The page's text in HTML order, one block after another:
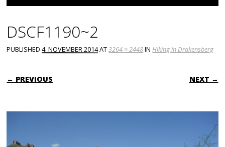
DSCF1190~2
PUBLISHED4. NOVEMBER 2014AT3264 × 2448INHiking in Drakensberg
← PREVIOUS NEXT →